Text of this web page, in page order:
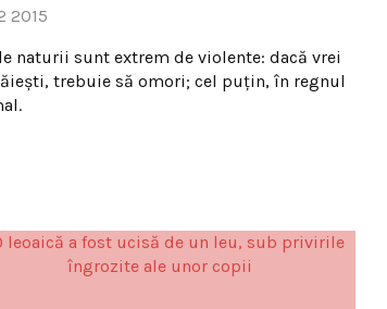
2015
naturii sunt extrem de violente: dacă vrei
trebuie să omori; cel puțin, în regnul